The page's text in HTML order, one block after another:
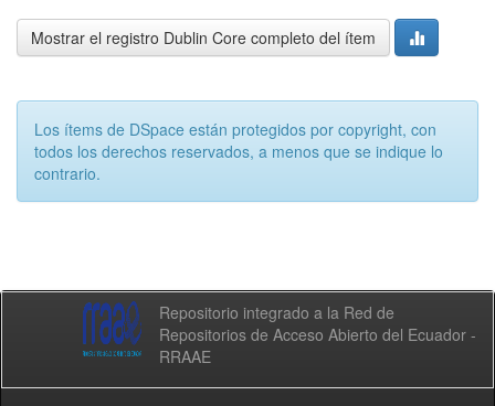
Mostrar el registro Dublin Core completo del ítem
Los ítems de DSpace están protegidos por copyright, con
todos los derechos reservados, a menos que se indique lo
contrario.
Repositorio integrado a la Red de
Repositorios de Acceso Abierto del Ecuador -
RRAAE